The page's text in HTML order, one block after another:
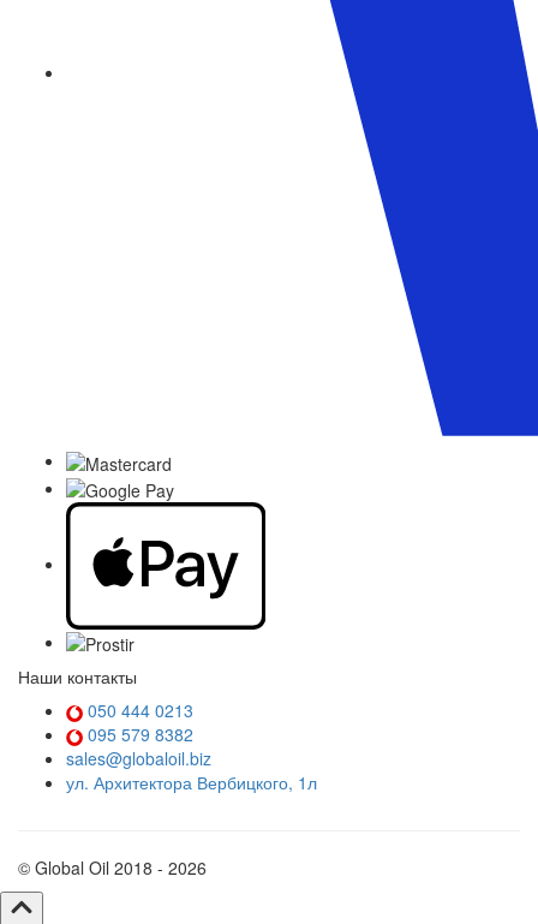
Наши контакты
050 444 0213
095 579 8382
sales@globaloil.biz
ул. Архитектора Вербицкого, 1л
© Global Oil 2018 - 2026